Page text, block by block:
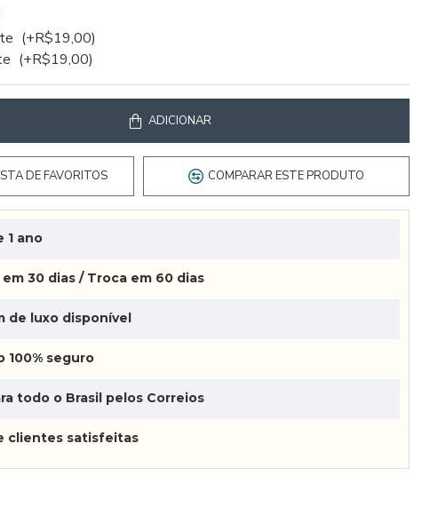
(+R$19,00)
(+R$19,00)
ADICIONAR
DE FAVORITOS COMPARAR ESTE PRODUTO
1 ano
30 dias / Troca em 60 dias
de luxo disponível
100% seguro
todo o Brasil pelos Correios
clientes satisfeitas